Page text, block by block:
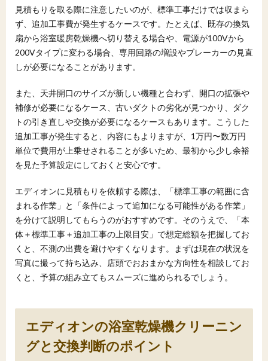
見積もりを取る際に注意したいのが、標準工事だけでは収まら
ず、追加工事費が発生するケースです。たとえば、既存の換気
扇から浴室暖房乾燥機へ切り替える場合や、電源が100Vから
200Vタイプに変わる場合、専用回路の増設やブレーカーの見直
しが必要になることがあります。
また、天井開口のサイズが新しい機種と合わず、開口の拡張や
補修が必要になるケース、古いダクトの劣化が見つかり、ダク
トの引き直しや交換が必要になるケースもあります。こうした
追加工事が発生すると、内容にもよりますが、1万円〜数万円
単位で費用が上乗せされることが多いため、最初から少し余裕
を見た予算設定にしておくと安心です。
エディオンに見積もりを依頼する際は、「標準工事の範囲に含
まれる作業」と「条件によって追加になる可能性がある作業」
を分けて説明してもらうのがおすすめです。そのうえで、「本
体＋標準工事＋追加工事の上限目安」で想定総額を把握してお
くと、不測の出費を避けやすくなります。まずは現在の状況を
写真に撮って持ち込み、店頭でおおまかな方向性を相談してお
くと、予算の組み立てもスムーズに進められるでしょう。
エディオンの浴室乾燥機クリーニン
グと交換判断のポイント